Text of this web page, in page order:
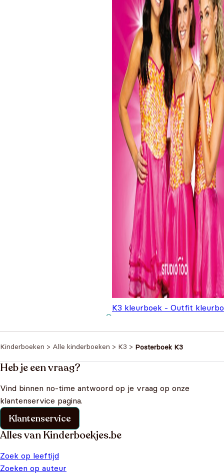
K3 kleurboek - Outfit
Kinderboeken > Alle kinderboeken > K3 > Posterboek K3
Heb je een vraag?
Vind binnen no-time antwoord op je vraag op onze
klantenservice pagina.
Klantenservice
Alles van Kinderboekjes.be
Zoek op leeftijd
Zoeken op auteur